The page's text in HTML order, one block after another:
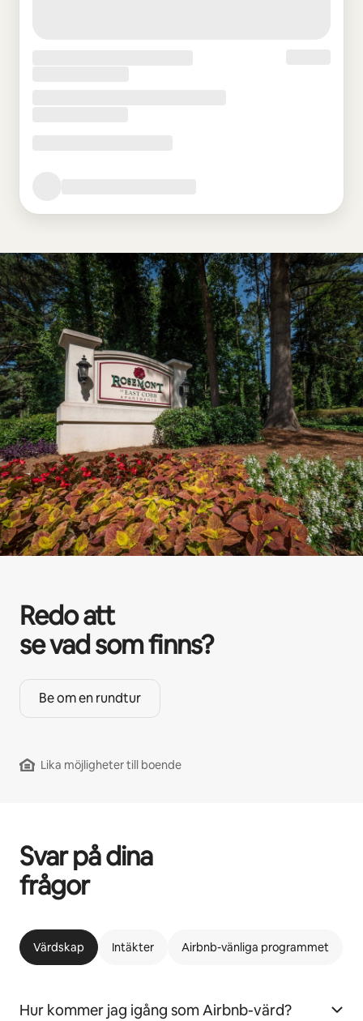
Redo att
se vad som finns?
Be om en rundtur
Lika möjligheter till boende
Svar på dina
frågor
Värdskap Intäkter Airbnb-vänliga programmet
Hur kommer jag igång som Airbnb-värd?